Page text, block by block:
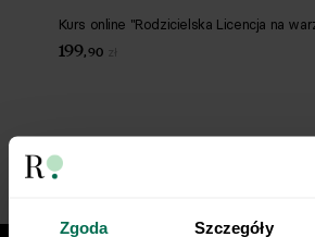
Zgoda Szczegóły
Kurs online "Rodzicielska Licencja na
199,90